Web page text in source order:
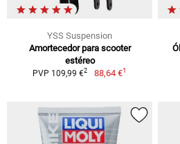
YSS Suspension
Amortecedor para scooter
estéreo
PVP 109,99 €2 88,64 €1